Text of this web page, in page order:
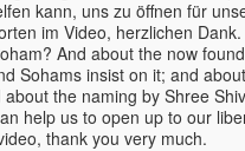
kann, uns zu öffnen für
im Video, herzlichen
And about the now
Sohams insist on it; and
the naming by Shree
help us to open up to our
thank you very much.